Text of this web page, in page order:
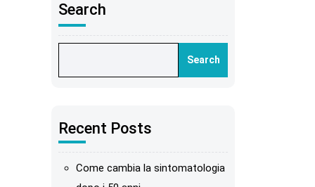
Search
Search
Recent Posts
Come cambia la sintomatologia